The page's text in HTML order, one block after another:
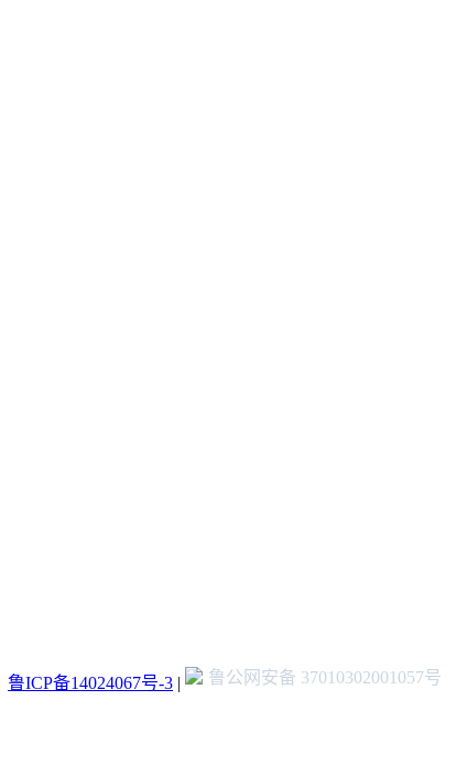
鲁ICP备14024067号-3 | 鲁公网安备 37010302001057号